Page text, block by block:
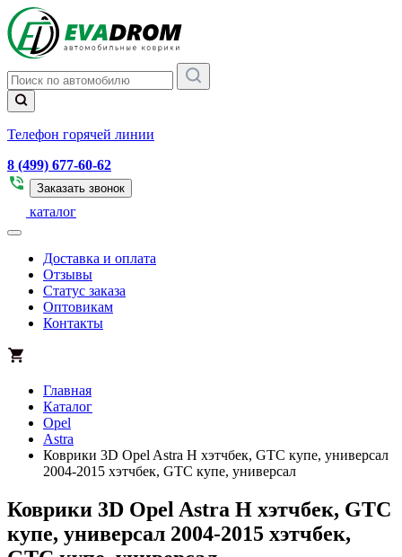
Телефон горячей линии
8 (499) 677-60-62
Заказать звонок
каталог
Доставка и оплата
Отзывы
Статус заказа
Оптовикам
Контакты
Главная
Каталог
Opel
Astra
Коврики 3D Opel Astra H хэтчбек, GTC купе, универсал
2004-2015 хэтчбек, GTC купе, универсал
Коврики 3D Opel Astra H хэтчбек, GTC
купе, универсал 2004-2015 хэтчбек,